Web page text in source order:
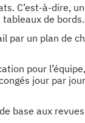
C’est-à-dire,
de bords.
par un plan de
pour
jour par
base aux